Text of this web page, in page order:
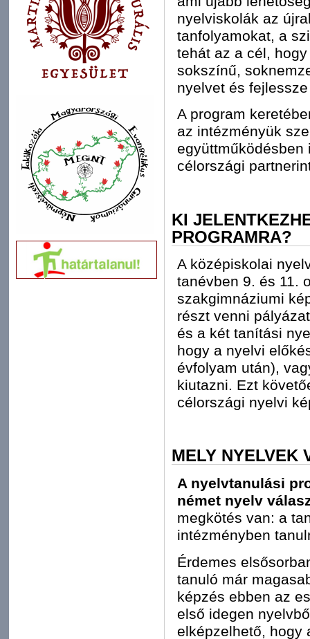
nyelviskolák az
tanfolyamokat, a
tehát az a cél,
sokszínű,
nyelvet és
A program
az intézményük
együttműködésben
célországi
KI
PROGRAMRA?
A középiskolai
tanévben 9. és 11.
szakgimnáziumi
részt venni
és a két tanítási
hogy a nyelvi
évfolyam után),
kiutazni. Ezt
célországi nyelvi
MELY NYELVEK
A nyelvtanulási
német nyelv
megkötés van: a
intézményben
Érdemes
tanuló már
képzés ebben az
első idegen
elképzelhető, hogy